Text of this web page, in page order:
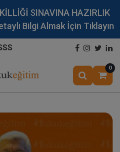
SINAVINA HAZIRLIK
Bilgi Almak İçin Tıklayın
0